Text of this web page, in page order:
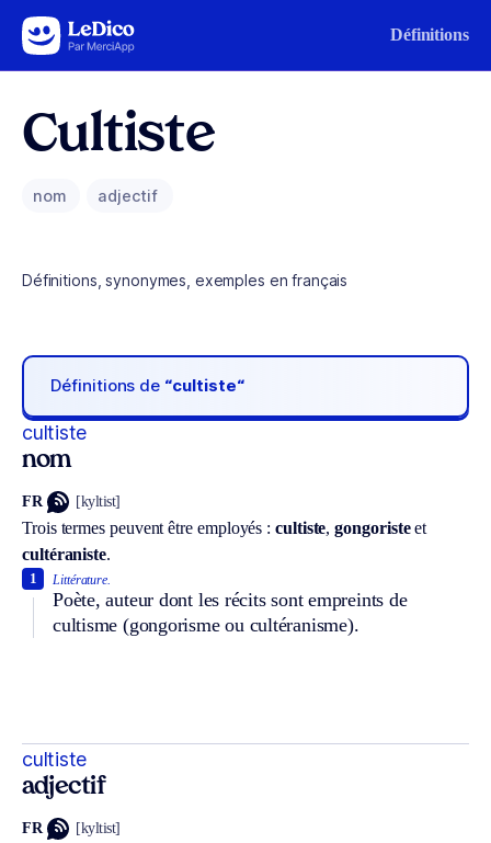
Aller au contenu Définitions
Cultiste
nom adjectif
Définitions, synonymes, exemples en français
Définitions de “cultiste“
cultiste
nom
FR [kyltist]
Trois termes peuvent être employés :cultiste,gongoristeet
cultéraniste.
Littérature.
Poète, auteur dont les récits sont empreints de
cultisme (gongorisme ou cultéranisme).
1
cultiste
adjectif
FR [kyltist]